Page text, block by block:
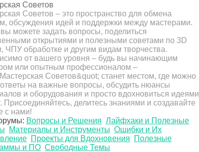
Assassin Ninja
Ответов:0
Дата:01-
Советов
Советов – это пространство для обмена
обсуждения идей и поддержки между мастерами.
можете задать вопросы, поделиться
открытиями и полезными советами по 3D
ЧПУ обработке и другим видам творчества.
от вашего уровня – будь вы начинающим
или опытным профессионалом –
Советов&quot; станет местом, где можно
на важные вопросы, обсудить нюансы
и оборудования и просто вдохновиться идеями
Присоединяйтесь, делитесь знаниями и создавайте
с нами!
Вопросы и Решения Лайфхаки и Полезные
Материалы и Инструменты Ошибки и Их
Проекты для Вдохновения
Полезные
и ПО Свободные Темы